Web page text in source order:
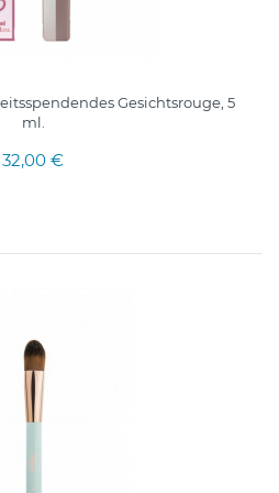
Gesichtsrouge, 5
ml.
32,00 €